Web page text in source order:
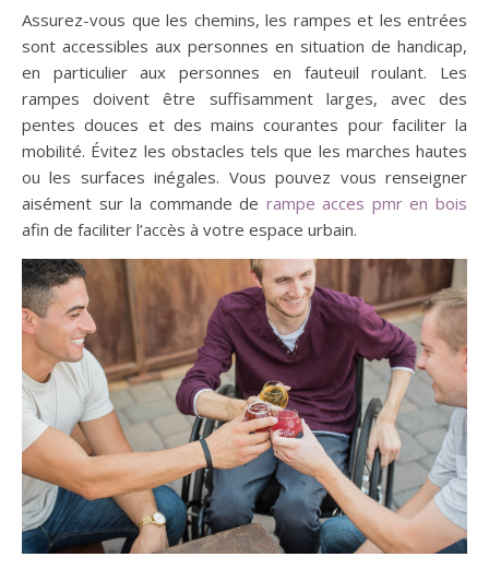
Assurez-vous que les chemins, les rampes et les entrées
sont accessibles aux personnes en situation de handicap,
en particulier aux personnes en fauteuil roulant. Les
rampes doivent être suffisamment larges, avec des
pentes douces et des mains courantes pour faciliter la
mobilité. Évitez les obstacles tels que les marches hautes
ou les surfaces inégales. Vous pouvez vous renseigner
aisément sur la commande de rampe acces pmr en bois
afin de faciliter l’accès à votre espace urbain.